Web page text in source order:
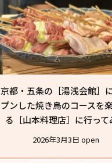
京都・五条の［湯浅会館］
プンした焼き鳥のコースを
る［山本料理店］に行って
2026年3月3日 open